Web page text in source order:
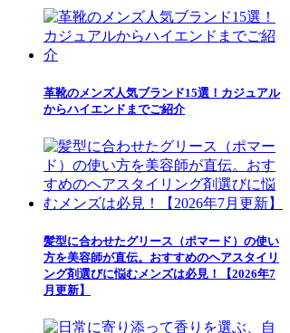
革靴のメンズ人気ブランド15選！カジュアル
からハイエンドまでご紹介
髪型に合わせたグリース（ポマード）の使い
方を美容師が直伝。おすすめのヘアスタイリ
ング剤選びに悩むメンズは必見！【2026年7
月更新】